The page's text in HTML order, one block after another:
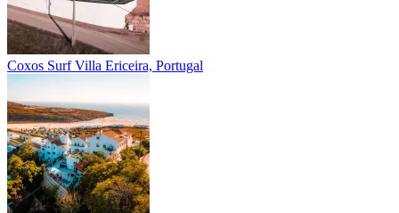
Coxos Surf Villa Ericeira, Portugal